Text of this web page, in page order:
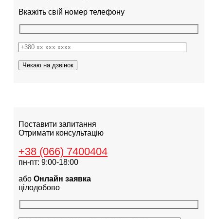
Вкажіть свій номер телефону
Поставити запитання
Отримати консультацію
+38 (066) 7400404
пн-пт: 9:00-18:00
або Онлайн заявка
цілодобово